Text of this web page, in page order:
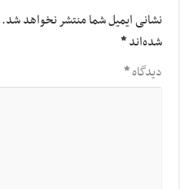
نشانی ایمیل شما منتشر نخواهد شد.
شده‌اند*
دیدگاه*